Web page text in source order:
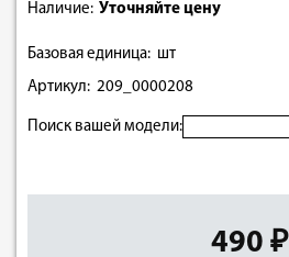
Наличие: Уточняйте цену
Базовая единица: шт
Артикул: 209_0000208
Поиск вашей модели:
490 ₽